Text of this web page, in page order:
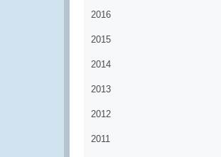
2016
2015
2014
2013
2012
2011